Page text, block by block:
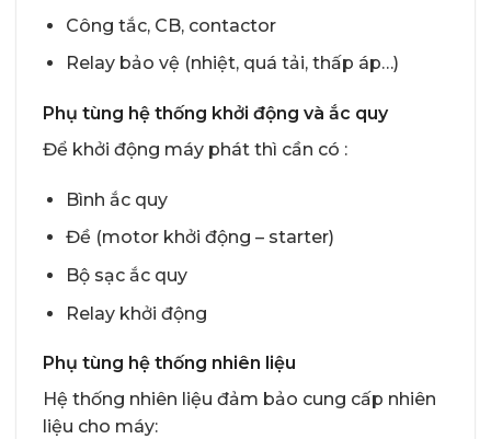
Công tắc, CB, contactor
Relay bảo vệ (nhiệt, quá tải, thấp áp…)
Phụ tùng hệ thống khởi động và ắc quy
Để khởi động máy phát thì cần có :
Bình ắc quy
Đề (motor khởi động – starter)
Bộ sạc ắc quy
Relay khởi động
Phụ tùng hệ thống nhiên liệu
Hệ thống nhiên liệu đảm bảo cung cấp nhiên
liệu cho máy: